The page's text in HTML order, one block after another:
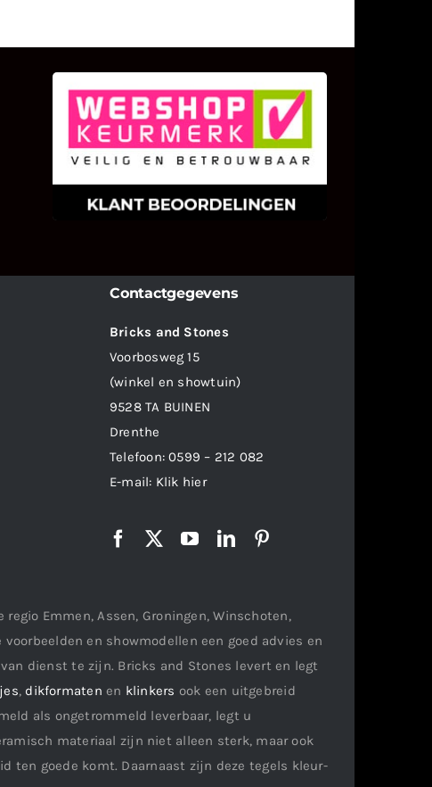
KLANT BEOORDELINGEN
We zijn er zeer op gesteld om te
weten wat u als klant van ons en
onze diensten vindt.
Contactgegevens
Bricks and Stones
Voorbosweg 15
(winkel en showtuin)
9528 TA BUINEN
Drenthe
Telefoon:0599 – 212 082
E-mail: Klik hier
Emmen, Assen, Groningen, Winschoten,
en showmodellen een goed advies en
dienst te zijn. Bricks and Stones levert en legt
, dikformaten en klinkers ook een uitgebreid
als ongetrommeld leverbaar, legt u
materiaal zijn niet alleen sterk, maar ook
ten goede komt. Daarnaast zijn deze tegels kleur-